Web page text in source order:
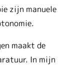
zijn manuele
maakt de
In mijn